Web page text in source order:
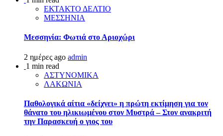
ΕΚΤΑΚΤΟ ΔΕΛΤΙΟ
ΜΕΣΣΗΝΙΑ
Μεσσηνία: Φωτιά στο Αριοχώρι
2 ημέρες ago admin
1 min read
ΑΣΤΥΝΟΜΙΚΑ
ΛΑΚΩΝΙΑ
Παθολογικά αίτια «δείχνει» η πρώτη εκτίμηση για τον
θάνατο του ηλικιωμένου στον Μυστρά – Στον ανακριτή
την Παρασκευή ο γιος του